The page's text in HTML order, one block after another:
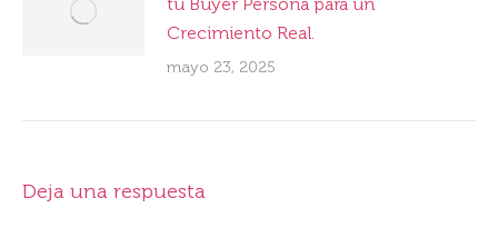
Crecimiento Real.
mayo 23, 2025
Deja una respuesta